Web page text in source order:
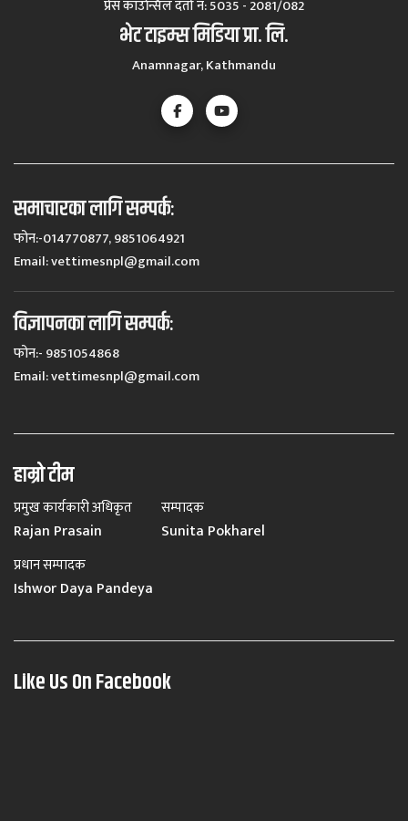
प्रेस काउन्सिल दर्ता नं‍: 5035 - 2081/082
भेट टाइम्स मिडिया प्रा. लि.
Anamnagar, Kathmandu
समाचारका लागि सम्पर्कः
फोन:-014770877, 9851064921
Email:vettimesnpl@gmail.com
विज्ञापनका लागि सम्पर्कः
फोन:- 9851054868
Email:vettimesnpl@gmail.com
हाम्रो टीम
प्रमुख कार्यकारी अधिकृत
Rajan Prasain
सम्पादक
Sunita Pokharel
प्रधान सम्पादक
Ishwor Daya Pandeya
Like Us On Facebook